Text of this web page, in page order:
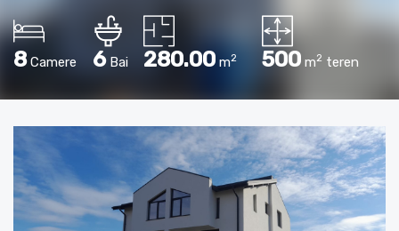
8Camere 6Bai 280.00 m2 500 m2 teren